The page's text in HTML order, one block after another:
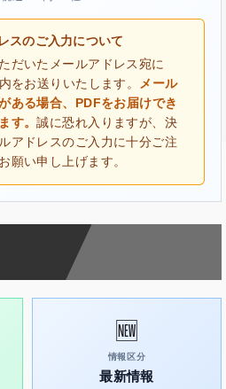
スのご入力について
だいたメールアドレス宛に
をお送りいたします。
メール
ある場合、PDFをお届けでき
す。誠に恐れ入りますが、決
アドレスのご入力に十分ご注
願い申し上げます。
🆕
情報区分
最新情報